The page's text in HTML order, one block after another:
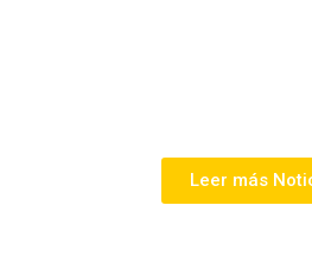
Leer más